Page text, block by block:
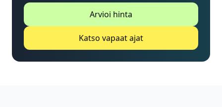
Arvioi hinta
Katso vapaat ajat